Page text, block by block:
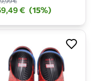
€ (15%)